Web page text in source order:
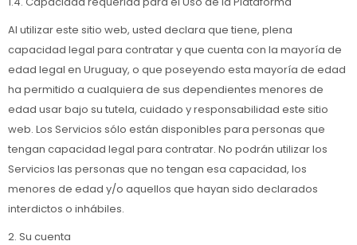
Al utilizar este sitio web, usted declara que tiene, plena
capacidad legal para contratar y que cuenta con la mayoría de
edad legal en Uruguay, o que poseyendo esta mayoría de edad
ha permitido a cualquiera de sus dependientes menores de
edad usar bajo su tutela, cuidado y responsabilidad este sitio
web. Los Servicios sólo están disponibles para personas que
tengan capacidad legal para contratar. No podrán utilizar los
Servicios las personas que no tengan esa capacidad, los
menores de edad y/o aquellos que hayan sido declarados
interdictos o inhábiles.
2. Su cuenta